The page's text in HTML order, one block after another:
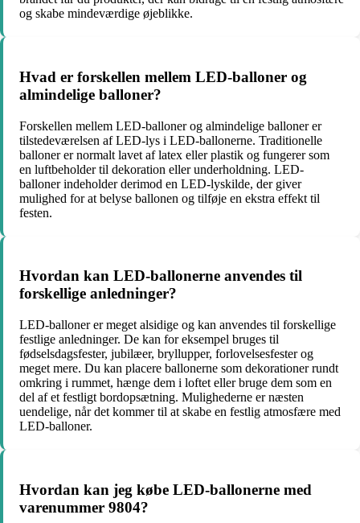
og skabe mindeværdige øjeblikke.
Hvad er forskellen mellem LED-balloner og
almindelige balloner?
Forskellen mellem LED-balloner og almindelige balloner er
tilstedeværelsen af ​​LED-lys i LED-ballonerne. Traditionelle
balloner er normalt lavet af latex eller plastik og fungerer som
en luftbeholder til dekoration eller underholdning. LED-
balloner indeholder derimod en LED-lyskilde, der giver
mulighed for at belyse ballonen og tilføje en ekstra effekt til
festen.
Hvordan kan LED-ballonerne anvendes til
forskellige anledninger?
LED-balloner er meget alsidige og kan anvendes til forskellige
festlige anledninger. De kan for eksempel bruges til
fødselsdagsfester, jubilæer, bryllupper, forlovelsesfester og
meget mere. Du kan placere ballonerne som dekorationer rundt
omkring i rummet, hænge dem i loftet eller bruge dem som en
del af et festligt bordopsætning. Mulighederne er næsten
uendelige, når det kommer til at skabe en festlig atmosfære med
LED-balloner.
Hvordan kan jeg købe LED-ballonerne med
varenummer 9804?